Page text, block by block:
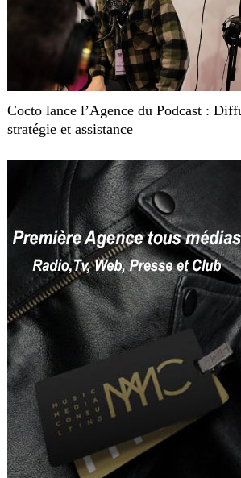
Cocto lance l’Agence du Podcast :
stratégie et assistance